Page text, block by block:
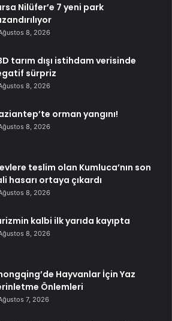
Nilüfer’e 7 yeni park
8, 2026
tarım dışı istihdam verisinde
sürpriz
8, 2026
orman yangını!
8, 2026
teslim olan Kumluca’nın son
hasarı ortaya çıkardı
8, 2026
kalbi ilk yarıda kayıpta
8, 2026
Hayvanlar İçin Yaz
Önlemleri
7, 2026